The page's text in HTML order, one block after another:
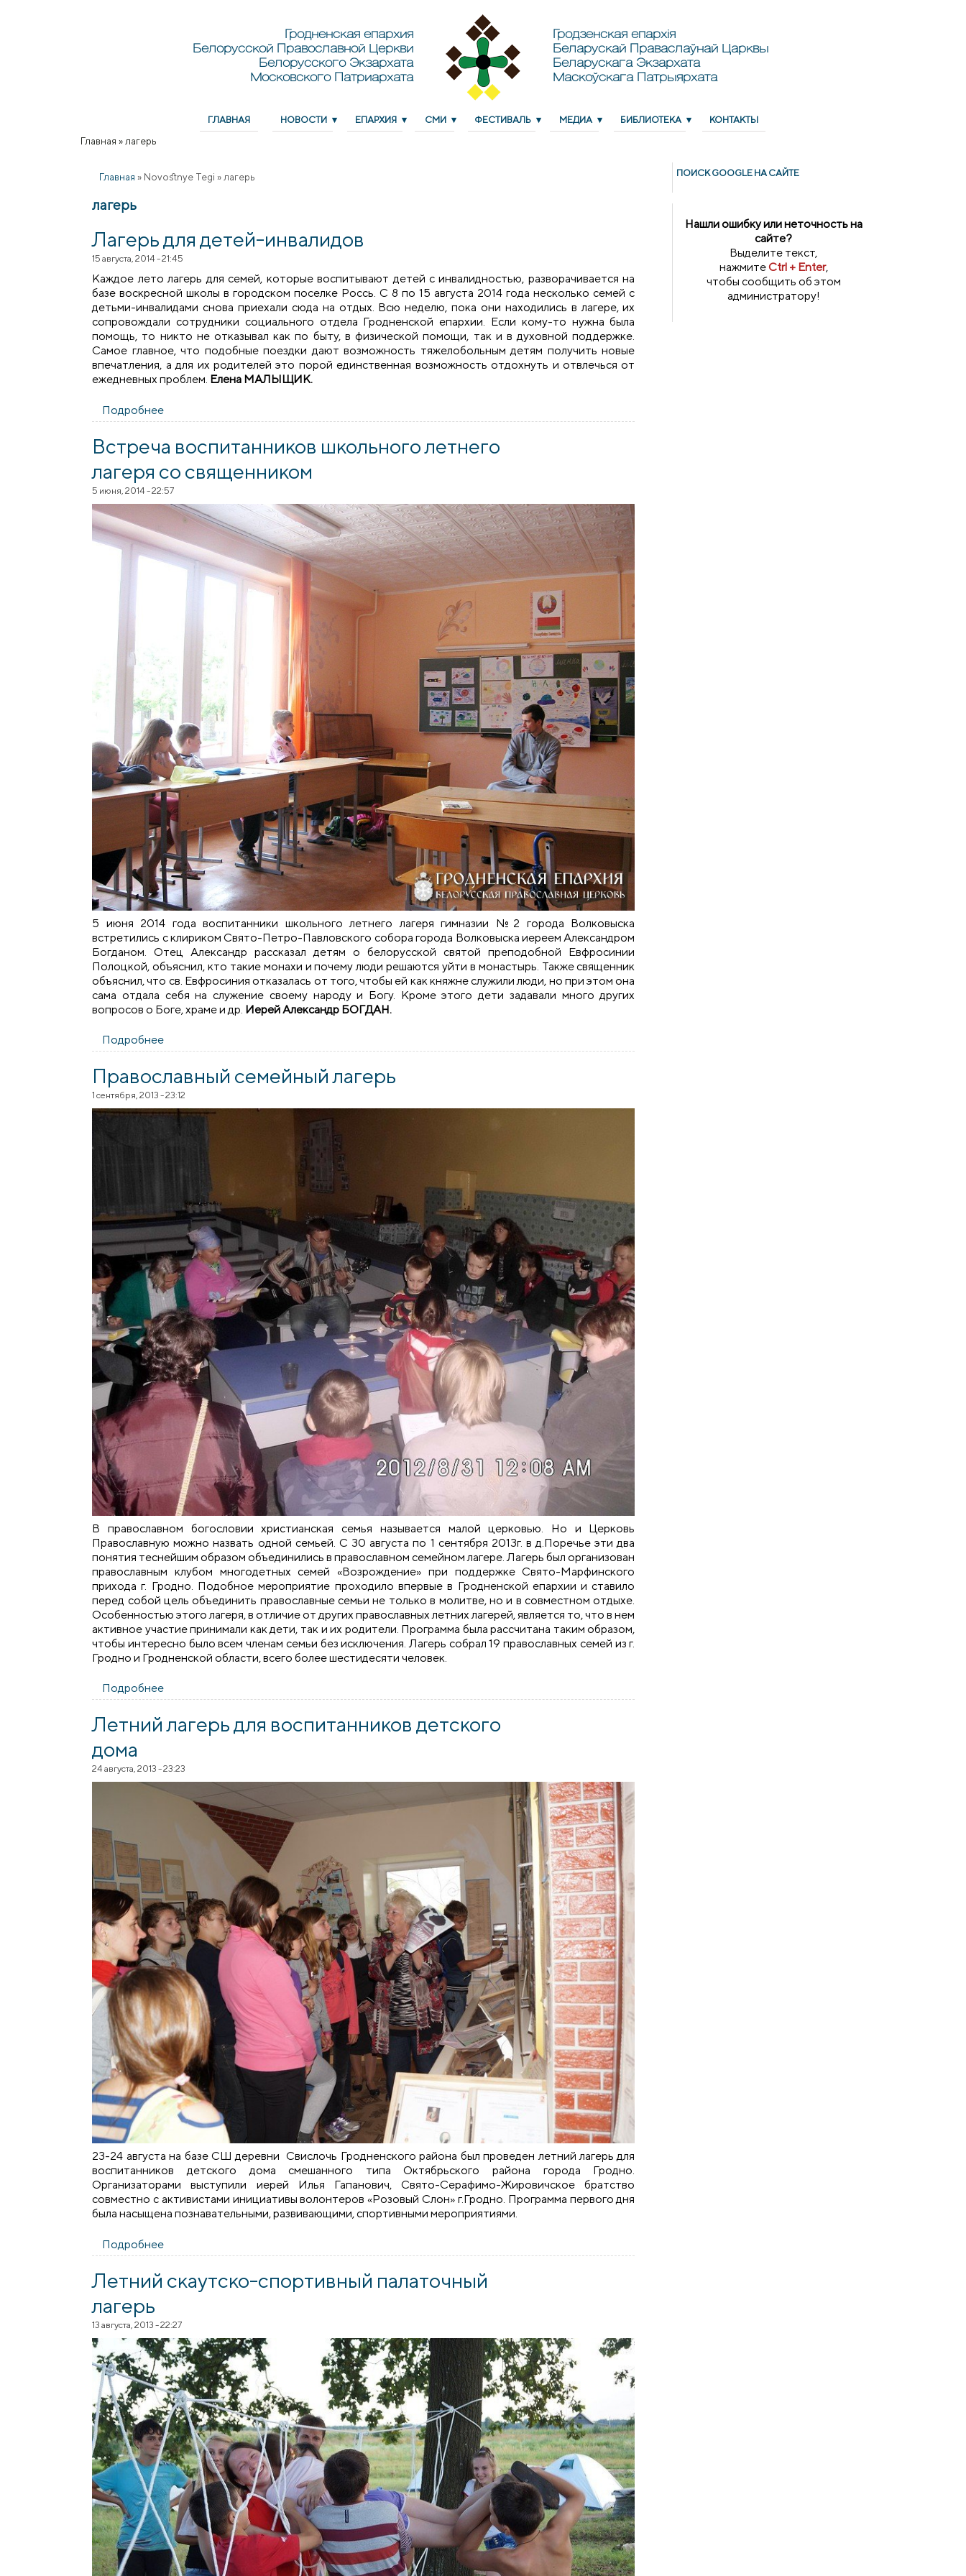
Гродненская епархия
Белорусской Православной Церкви
Белорусского Экзархата
Московского Патриархата
Гродзенская епархія
Беларускай Праваслаўнай Царквы
Беларускага Экзархата
Маскоўскага Патрыярхата
ГЛАВНАЯ НОВОСТИ ЕПАРХИЯ СМИ ФЕСТИВАЛЬ МЕДИА БИБЛИОТЕКА КОНТАКТЫ
Главная » лагерь
Главная » Novostnye Tegi » лагерь
лагерь
Лагерь для детей-инвалидов
15 августа, 2014 - 21:45
Каждое лето лагерь для семей, которые воспитывают детей с инвалидностью, разворачивается на
базе воскресной школы в городском поселке Россь. С 8 по 15 августа 2014 года несколько семей с
детьми-инвалидами снова приехали сюда на отдых. Всю неделю, пока они находились в лагере, их
сопровождали сотрудники социального отдела Гродненской епархии. Если кому-то нужна была
помощь, то никто не отказывал как по быту, в физической помощи, так и в духовной поддержке.
Самое главное, что подобные поездки дают возможность тяжелобольным детям получить новые
впечатления, а для их родителей это порой единственная возможность отдохнуть и отвлечься от
ежедневных проблем. Елена МАЛЫЩИК.
Подробнее
Встреча воспитанников школьного летнего
лагеря со священником
5 июня, 2014 - 22:57
5 июня 2014 года воспитанники школьного летнего лагеря гимназии №2 города Волковыска
встретились с клириком Свято-Петро-Павловского собора города Волковыска иереем Александром
Богданом. Отец Александр рассказал детям о белорусской святой преподобной Евфросинии
Полоцкой, объяснил, кто такие монахи и почему люди решаются уйти в монастырь. Также священник
объяснил, что св. Евфросиния отказалась от того, чтобы ей как княжне служили люди, но при этом она
сама отдала себя на служение своему народу и Богу. Кроме этого дети задавали много других
вопросов о Боге, храме и др. Иерей Александр БОГДАН.
Подробнее
Православный семейный лагерь
1 сентября, 2013 - 23:12
В православном богословии христианская семья называется малой церковью. Но и Церковь
Православную можно назвать одной семьей. С 30 августа по 1 сентября 2013г. в д.Поречье эти два
понятия теснейшим образом объединились в православном семейном лагере. Лагерь был организован
православным клубом многодетных семей «Возрождение» при поддержке Свято-Марфинского
прихода г. Гродно. Подобное мероприятие проходило впервые в Гродненской епархии и ставило
перед собой цель объединить православные семьи не только в молитве, но и в совместном отдыхе.
Особенностью этого лагеря, в отличие от других православных летних лагерей, является то, что в нем
активное участие принимали как дети, так и их родители. Программа была рассчитана таким образом,
чтобы интересно было всем членам семьи без исключения. Лагерь собрал 19 православных семей из г.
Гродно и Гродненской области, всего более шестидесяти человек.
Подробнее
Летний лагерь для воспитанников детского
дома
24 августа, 2013 - 23:23
23-24 августа на базе СШ деревни Свислочь Гродненского района был проведен летний лагерь для
воспитанников детского дома смешанного типа Октябрьского района города Гродно.
Организаторами выступили иерей Илья Гапанович, Свято-Серафимо-Жировичское братство
совместно с активистами инициативы волонтеров «Розовый Слон» г.Гродно. Программа первого дня
была насыщена познавательными, развивающими, спортивными мероприятиями.
Подробнее
Летний скаутско-спортивный палаточный
лагерь
13 августа, 2013 - 22:27
ПОИСК GOОGLE НА САЙТЕ
Нашли ошибку или неточность на
сайте?
Выделите текст,
нажмитеCtrl + Enter,
чтобы сообщить об этом
администратору!